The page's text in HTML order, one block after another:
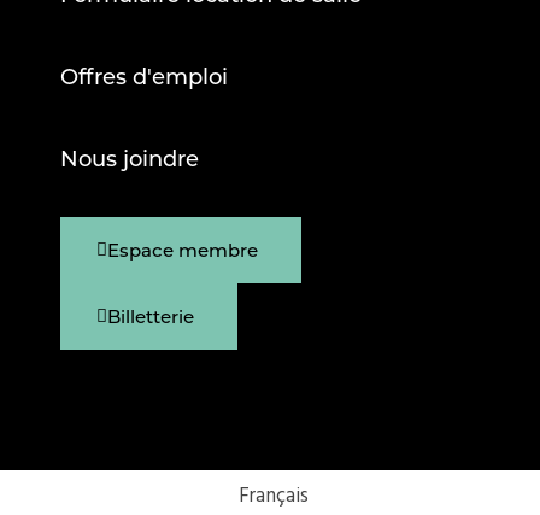
Offres d'emploi
Nous joindre
Espace membre
Billetterie
Français